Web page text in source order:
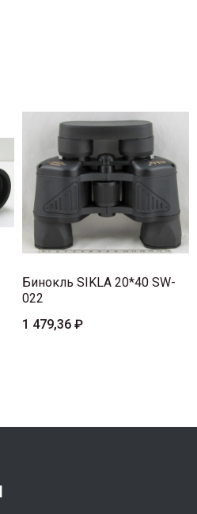
Бинокль SIKLA 20*40 SW-
022
1 479,36 ₽